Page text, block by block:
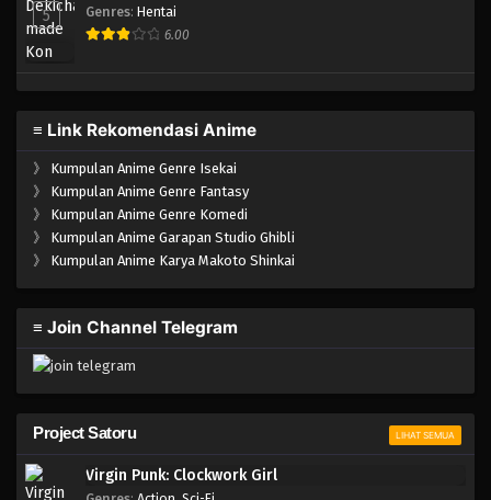
5 Genres: Hentai
6.00
≡ Link Rekomendasi Anime
》 Kumpulan Anime Genre Isekai
》 Kumpulan Anime Genre Fantasy
》 Kumpulan Anime Genre Komedi
》 Kumpulan Anime Garapan Studio Ghibli
》 Kumpulan Anime Karya Makoto Shinkai
≡ Join Channel Telegram
Project Satoru LIHAT SEMUA
Virgin Punk: Clockwork Girl